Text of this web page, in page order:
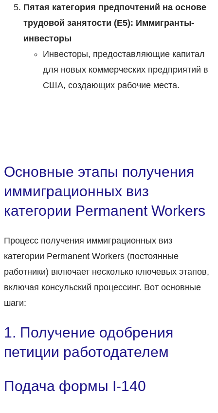
Пятая категория предпочтений на основе
трудовой занятости (E5): Иммигранты-
инвесторы
Инвесторы, предоставляющие капитал
для новых коммерческих предприятий в
США, создающих рабочие места.
Основные этапы получения
иммиграционных виз
категории Permanent Workers
Процесс получения иммиграционных виз
категории Permanent Workers (постоянные
работники) включает несколько ключевых этапов,
включая консульский процессинг. Вот основные
шаги:
1. Получение одобрения
петиции работодателем
Подача формы I-140